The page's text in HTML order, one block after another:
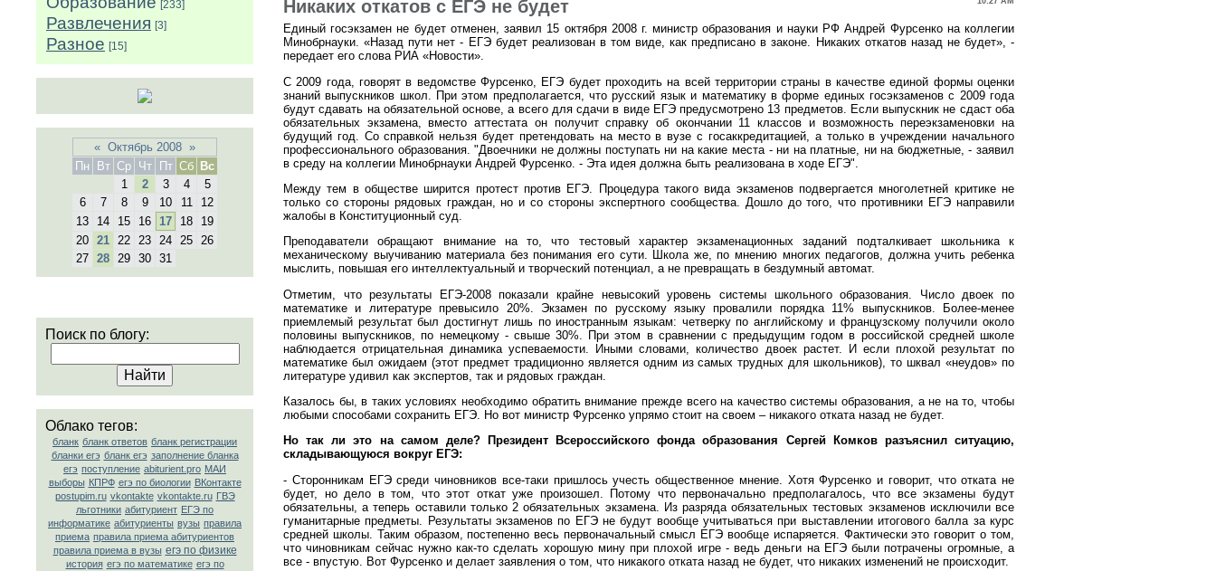
[233]
Развлечения [3]
Разное [15]
« Октябрь 2008 »
Пн
Вт Ср Чт Пт Сб Вс
1
2 3 4
5
6
7 8 9 10 11
12
13
14 15 16 17 18
19
20 21 22 23 24 25 26
27 28 29 30 31
Поиск по блогу:
Облако тегов:
бланк бланк ответов бланк регистрации
бланки егэ бланк егэ заполнение бланка
егэ поступление abiturient.pro МАИ
выборы КПРФ егэ по биологии ВКонтакте
postupim.ru vkontakte vkontakte.ru ГВЭ
льготники абитуриент ЕГЭ по
информатике абитуриенты вузы правила
приема правила приема абитуриентов
правила приема в вузы егэ по физике
история егэ по математике егэ по
Никаких откатов с ЕГЭ не будет
Единый госэкзамен не будет отменен, заявил 15 октября 2008 г. министр образования и науки РФ Андрей Фурсенко на коллегии
Минобрнауки. «Назад пути нет - ЕГЭ будет реализован в том виде, как предписано в законе. Никаких откатов назад не будет», -
передает его слова РИА «Новости».
С 2009 года, говорят в ведомстве Фурсенко, ЕГЭ будет проходить на всей территории страны в качестве единой формы оценки
знаний выпускников школ. При этом предполагается, что русский язык и математику в форме единых госэкзаменов с 2009 года
будут сдавать на обязательной основе, а всего для сдачи в виде ЕГЭ предусмотрено 13 предметов. Если выпускник не сдаст оба
обязательных экзамена, вместо аттестата он получит справку об окончании 11 классов и возможность переэкзаменовки на
будущий год. Со справкой нельзя будет претендовать на место в вузе с госаккредитацией, а только в учреждении начального
профессионального образования. "Двоечники не должны поступать ни на какие места - ни на платные, ни на бюджетные, - заявил
в среду на коллегии Минобрнауки Андрей Фурсенко. - Эта идея должна быть реализована в ходе ЕГЭ".
Между тем в обществе ширится протест против ЕГЭ. Процедура такого вида экзаменов подвергается многолетней критике не
только со стороны рядовых граждан, но и со стороны экспертного сообщества. Дошло до того, что противники ЕГЭ направили
жалобы в Конституционный суд.
Преподаватели обращают внимание на то, что тестовый характер экзаменационных заданий подталкивает школьника к
механическому выучиванию материала без понимания его сути. Школа же, по мнению многих педагогов, должна учить ребенка
мыслить, повышая его интеллектуальный и творческий потенциал, а не превращать в бездумный автомат.
Отметим, что результаты ЕГЭ-2008 показали крайне невысокий уровень системы школьного образования. Число двоек по
математике и литературе превысило 20%. Экзамен по русскому языку провалили порядка 11% выпускников. Более-менее
приемлемый результат был достигнут лишь по иностранным языкам: четверку по английскому и французскому получили около
половины выпускников, по немецкому - свыше 30%. При этом в сравнении с предыдущим годом в российской средней школе
наблюдается отрицательная динамика успеваемости. Иными словами, количество двоек растет. И если плохой результат по
математике был ожидаем (этот предмет традиционно является одним из самых трудных для школьников), то шквал «неудов» по
литературе удивил как экспертов, так и рядовых граждан.
Казалось бы, в таких условиях необходимо обратить внимание прежде всего на качество системы образования, а не на то, чтобы
любыми способами сохранить ЕГЭ. Но вот министр Фурсенко упрямо стоит на своем – никакого отката назад не будет.
Но так ли это на самом деле? Президент Всероссийского фонда образования Сергей Комков разъяснил ситуацию,
складывающуюся вокруг ЕГЭ:
- Сторонникам ЕГЭ среди чиновников все-таки пришлось учесть общественное мнение. Хотя Фурсенко и говорит, что отката не
будет, но дело в том, что этот откат уже произошел. Потому что первоначально предполагалось, что все экзамены будут
обязательны, а теперь оставили только 2 обязательных экзамена. Из разряда обязательных тестовых экзаменов исключили все
гуманитарные предметы. Результаты экзаменов по ЕГЭ не будут вообще учитываться при выставлении итогового балла за курс
средней школы. Таким образом, постепенно весь первоначальный смысл ЕГЭ вообще испаряется. Фактически это говорит о том,
что чиновникам сейчас нужно как-то сделать хорошую мину при плохой игре - ведь деньги на ЕГЭ были потрачены огромные, а
все - впустую. Вот Фурсенко и делает заявления о том, что никакого отката назад не будет, что никаких изменений не происходит.